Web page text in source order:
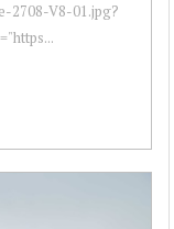
2708-V8-01.jpg?